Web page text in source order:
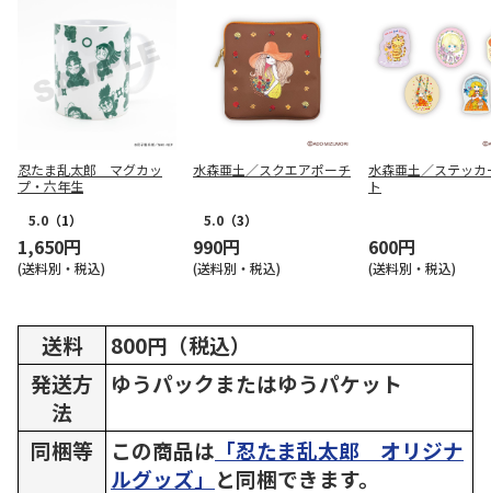
忍たま乱太郎 マグカッ
プ・六年生
5.0 （1）
1,650円
(送料別・税込)
水森亜土／スクエアポーチ
5.0 （3）
990円
(送料別・税込)
水森亜土／ステッカ
ト
600円
(送料別・税込)
送料
800円（税込）
発送方
法
ゆうパックまたはゆうパケット
同梱等 この商品は 「忍たま乱太郎 オリジナ
ルグッズ」 と同梱できます。